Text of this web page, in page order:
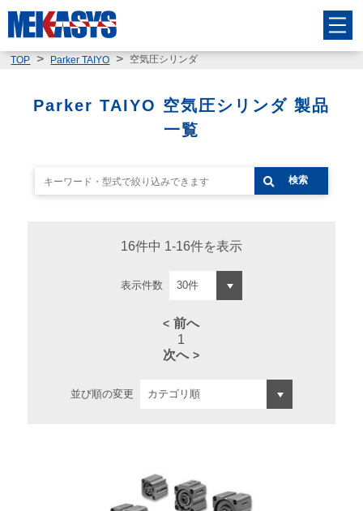
TOP Parker TAIYO 空気圧シリンダ
Parker TAIYO 空気圧シリンダ 製品
一覧
検索
16件中 1-16件を表示
表示件数
前へ
1
次へ
並び順の変更